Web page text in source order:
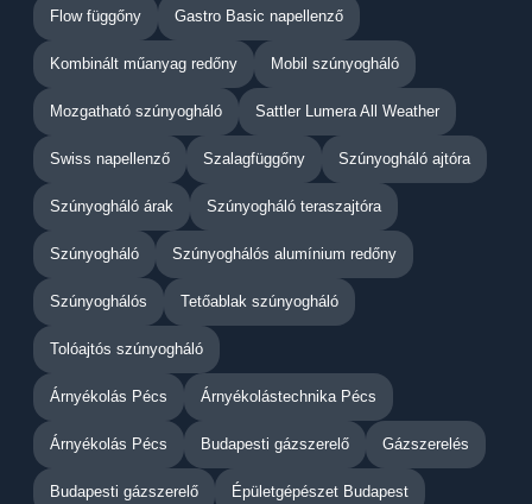
Flow függőny Gastro Basic napellenző
Kombinált műanyag redőny Mobil szúnyogháló
Mozgatható szúnyogháló Sattler Lumera All Weather
Swiss napellenző Szalagfüggőny Szúnyogháló ajtóra
Szúnyogháló árak Szúnyogháló teraszajtóra
Szúnyogháló Szúnyoghálós alumínium redőny
Szúnyoghálós Tetőablak szúnyogháló
Tolóajtós szúnyogháló
Árnyékolás Pécs Árnyékolástechnika Pécs
Árnyékolás Pécs Budapesti gázszerelő Gázszerelés
Budapesti gázszerelő Épületgépészet Budapest